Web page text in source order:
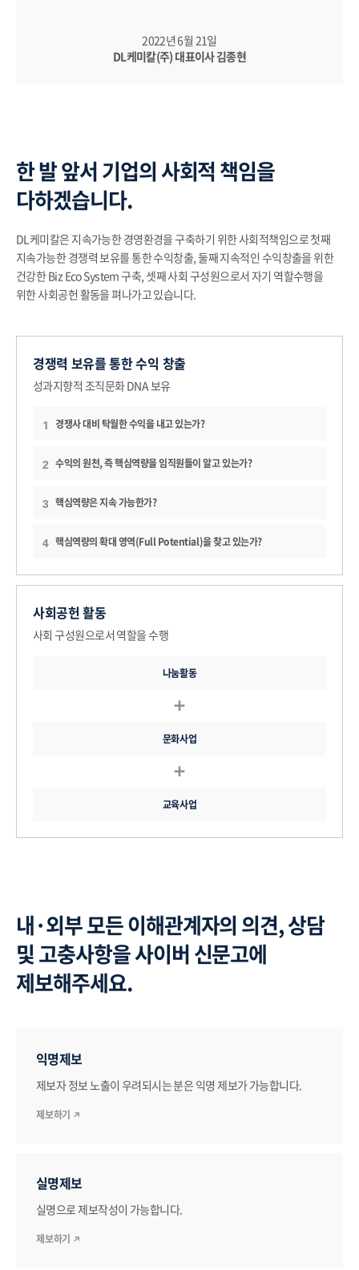
2022년 6월 21일
DL케미칼(주) 대표이사 김종현
한 발 앞서 기업의 사회적 책임을
다하겠습니다.
DL케미칼은 지속가능한 경영환경을 구축하기 위한 사회적책임으로 첫째
지속가능한 경쟁력 보유를 통한 수익창출, 둘째 지속적인 수익창출을 위한
건강한 Biz Eco System 구축, 셋째 사회 구성원으로서 자기 역할수행을
위한 사회공헌 활동을 펴나가고 있습니다.
경쟁력 보유를 통한 수익 창출
성과지향적 조직문화 DNA 보유
1 경쟁사 대비 탁월한 수익을 내고 있는가?
2 수익의 원천, 즉 핵심역량을 임직원들이 알고 있는가?
3 핵심역량은 지속 가능한가?
4 핵심역량의 확대 영역(Full Potential)을 찾고 있는가?
사회공헌 활동
사회 구성원으로서 역할을 수행
나눔활동
문화사업
교육사업
내·외부 모든 이해관계자의 의견, 상담
및 고충사항을 사이버 신문고에
제보해주세요.
익명제보
제보자 정보 노출이 우려되시는 분은 익명 제보가 가능합니다.
제보하기
실명제보
실명으로 제보작성이 가능합니다.
제보하기